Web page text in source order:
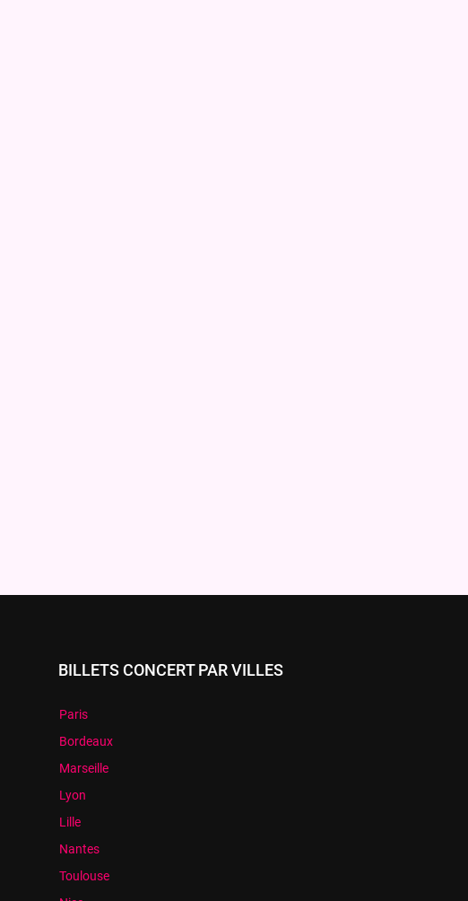
BILLETS CONCERT PAR VILLES
Paris
Bordeaux
Marseille
Lyon
Lille
Nantes
Toulouse